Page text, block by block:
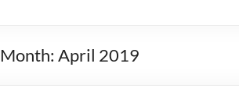
Month: April 2019